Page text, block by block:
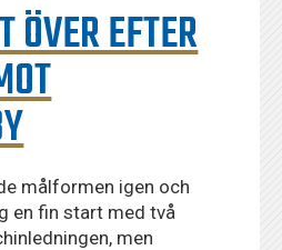
ÖVER EFTER
målformen igen och
en fin start med två
men